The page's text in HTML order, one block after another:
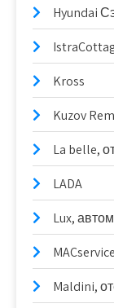
Hyundai
Kross
Kuzov Rem
La belle,
LADA
Lux,
MACservice
Maldini,